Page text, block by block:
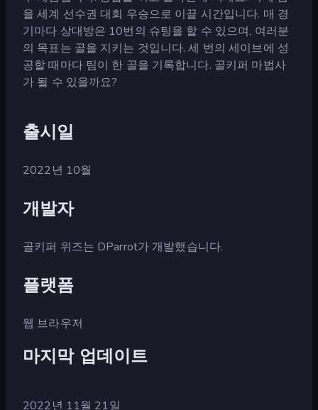
을 세계 선수권 대회 우승으로 이끌 시간입니다. 매 경
기마다 상대방은 10번의 슈팅을 할 수 있으며, 여러분
의 목표는 골을 지키는 것입니다. 세 번의 세이브에 성
공할 때마다 팀이 한 골을 기록합니다. 골키퍼 마법사
가 될 수 있을까요?
출시일
2022년 10월
개발자
골키퍼 위즈는 DParrot가 개발했습니다.
플랫폼
웹 브라우저
마지막 업데이트
2022년 11월 21일